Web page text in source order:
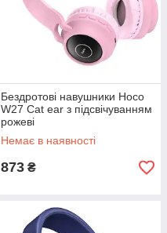
Бездротові навушники Hoco
W27 Cat ear з підсвічуванням
рожеві
Немає в наявності
873 ₴